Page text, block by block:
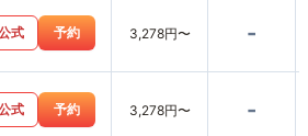
式 予約 3,278円〜 -
式 予約 3,278円〜 -